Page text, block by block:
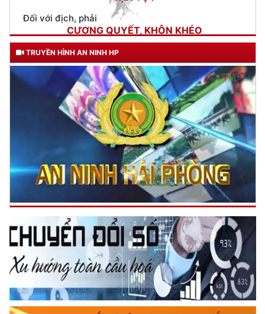
6 ĐIỀU BÁC HỒ DẠY CAND
Đối với đồng sự, phải
THÂN ÁI GIÚP ĐỠ
Đối với chính phủ, phải
TUYỆT ĐỐI TRUNG THÀNH
Đối với nhân dân, phải
KÍNH TRỌNG LỄ PHÉP
Đối với công việc, phải
TẬN TỤY
Đối với địch, phải
CƯƠNG QUYẾT, KHÔN KHÉO
Trích thư Chủ tịch Hồ Chí Minh
gửi Công an Khu XII,
ngày 11 tháng 3 năm 1948.